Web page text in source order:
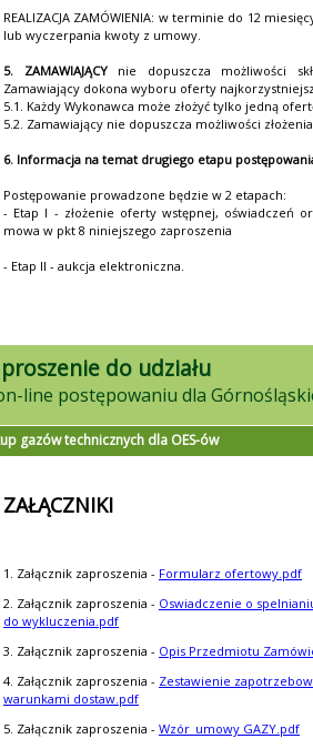
REALIZACJA ZAMÓWIENIA: w terminie do 12
lub wyczerpania kwoty z umowy.
5. ZAMAWIAJĄCYnie dopuszcza możliwości
Zamawiający dokona wyboru oferty
5.1. Każdy Wykonawca może złożyć tylko jedną
5.2. Zamawiający nie dopuszcza możliwości
6. Informacja na temat drugiego etapu
Postępowanie prowadzone będzie w 2 etapach:
- Etap I - złożenie oferty wstępnej, oświadczeń
mowa w pkt 8 niniejszego zaproszenia
- Etap II - aukcja elektroniczna.
do udziału
gazów technicznych dla OES-ów
ZAŁĄCZNIKI
1. Załącznik zaproszenia - Formularz ofertowy.pdf
2. Załącznik zaproszenia - Oswiadczenie o
do wykluczenia.pdf
3. Załącznik zaproszenia - Opis Przedmiotu
4. Załącznik zaproszenia - Zestawienie
warunkami dostaw.pdf
5. Załącznik zaproszenia - Wzór_umowy GAZY.pdf